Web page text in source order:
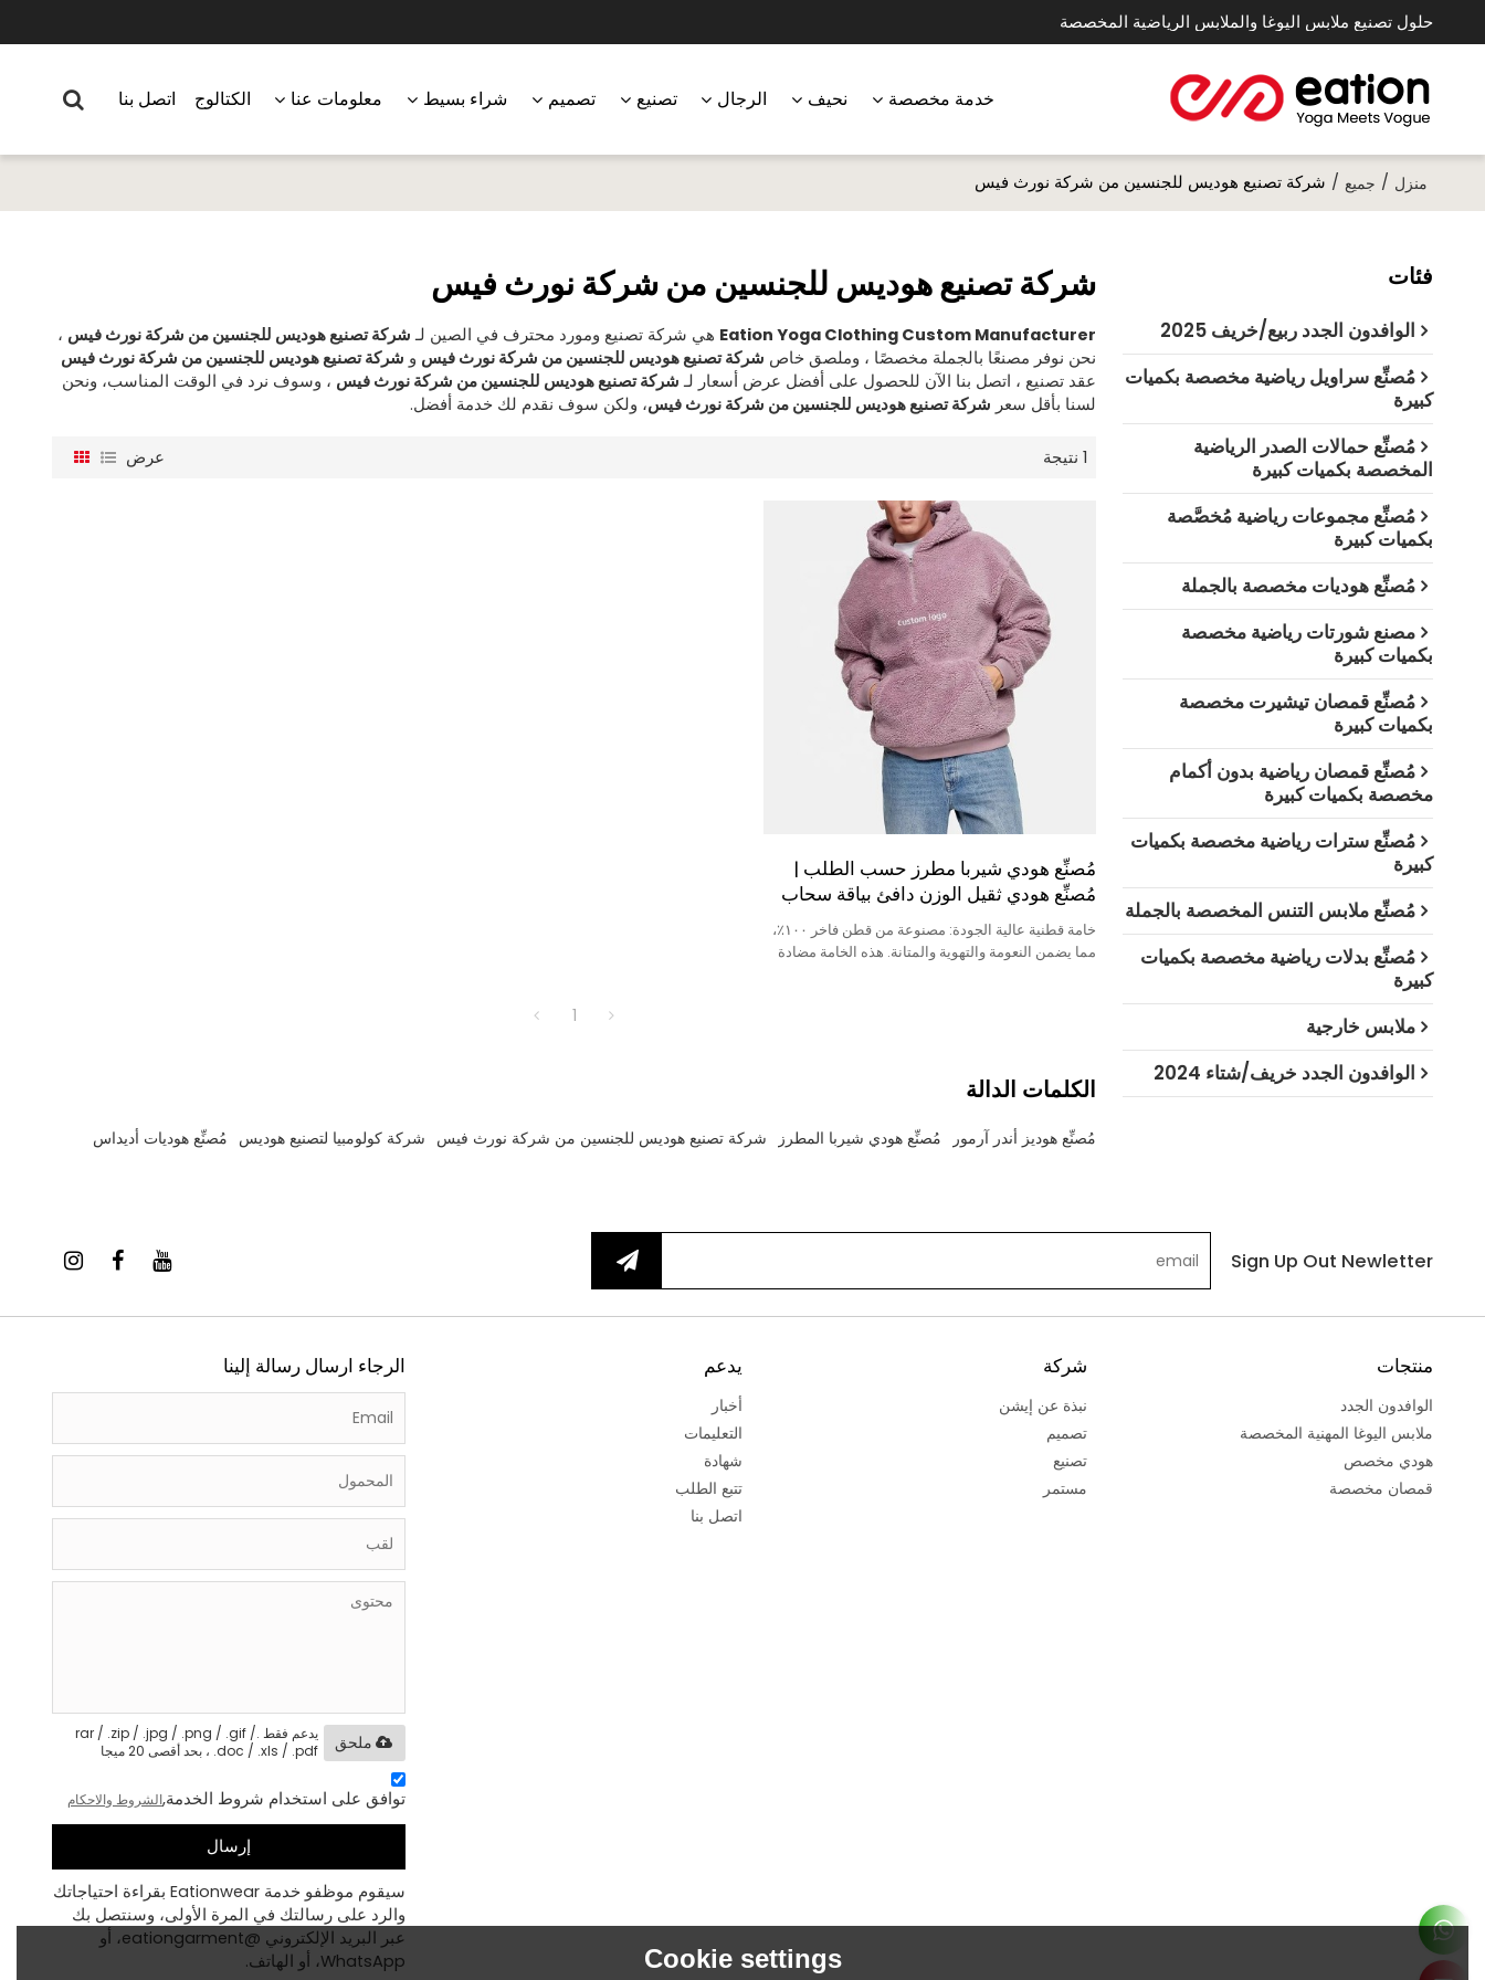
حلول تصنيع ملابس اليوغا والملابس الرياضية المخصصة
خدمة مخصصة نحيف الرجال تصنيع تصميم شراء بسيط معلومات عنا الكتالوج اتصل بنا
منزل / جميع / شركة تصنيع هوديس للجنسين من شركة نورث فيس
شركة تصنيع هوديس للجنسين من شركة نورث فيس
Eation Yoga Clothing Custom Manufacturer هي شركة تصنيع ومورد محترف في الصين لـ شركة تصنيع هوديس للجنسين من شركة نورث فيس ،
نحن نوفر مصنعًا بالجملة مخصصًا ، وملصق خاص شركة تصنيع هوديس للجنسين من شركة نورث فيس و شركة تصنيع هوديس للجنسين من شركة نورث فيس
عقد تصنيع ، اتصل بنا الآن للحصول على أفضل عرض أسعار لـ شركة تصنيع هوديس للجنسين من شركة نورث فيس ، وسوف نرد في الوقت المناسب، ونحن
لسنا بأقل سعر شركة تصنيع هوديس للجنسين من شركة نورث فيس، ولكن سوف نقدم لك خدمة أفضل.
1 نتيجة عرض
مُصنِّع هودي شيربا مطرز حسب الطلب |
مُصنِّع هودي ثقيل الوزن دافئ بياقة سحاب
خامة قطنية عالية الجودة: مصنوعة من قطن فاخر ١٠٠٪،
مما يضمن النعومة والتهوية والمتانة. هذه الخامة مضادة
1
الكلمات الدالة
مُصنِّع هوديز أندر آرمور مُصنِّع هودي شيربا المطرز شركة تصنيع هوديس للجنسين من شركة نورث فيس شركة كولومبيا لتصنيع هوديس مُصنِّع هوديات أديداس
فئات
الوافدون الجدد ربيع/خريف 2025
مُصنِّع سراويل رياضية مخصصة بكميات
كبيرة
مُصنِّع حمالات الصدر الرياضية
المخصصة بكميات كبيرة
مُصنِّع مجموعات رياضية مُخصَّصة
بكميات كبيرة
مُصنِّع هوديات مخصصة بالجملة
مصنع شورتات رياضية مخصصة
بكميات كبيرة
مُصنِّع قمصان تيشيرت مخصصة
بكميات كبيرة
مُصنِّع قمصان رياضية بدون أكمام
مخصصة بكميات كبيرة
مُصنِّع سترات رياضية مخصصة بكميات
كبيرة
مُصنِّع ملابس التنس المخصصة بالجملة
مُصنِّع بدلات رياضية مخصصة بكميات
كبيرة
ملابس خارجية
الوافدون الجدد خريف/شتاء 2024
Sign Up Out Newletter
منتجات
الوافدون الجدد
ملابس اليوغا المهنية المخصصة
هودي مخصص
قمصان مخصصة
شركة
نبذة عن إيشن
تصميم
تصنيع
مستمر
يدعم
أخبار
التعليمات
شهادة
تتبع الطلب
اتصل بنا
الرجاء ارسال رسالة إلينا
يدعم فقط .rar / .zip / .jpg / .png / .gif /
.doc / .xls / .pdf ، بحد أقصى 20 ميجا
ملحق
توافق على استخدام شروط الخدمة,الشروط والاحكام
إرسال
سيقوم موظفو خدمة Eationwear بقراءة احتياجاتك
والرد على رسالتك في المرة الأولى، وسنتصل بك
عبر البريد الإلكتروني @eationgarment، أو
WhatsApp، أو الهاتف.
Cookie settings